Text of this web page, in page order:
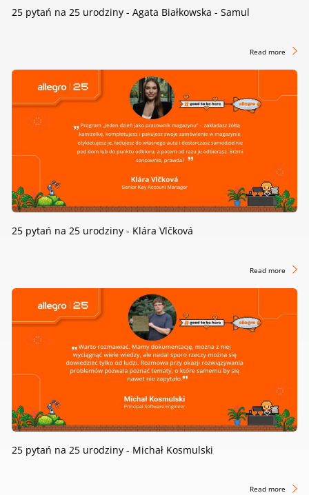
25 pytań na 25 urodziny - Agata Białkowska - Samul
Read more
25 pytań na 25 urodziny - Klára Vlčková
Read more
25 pytań na 25 urodziny - Michał Kosmulski
Read more